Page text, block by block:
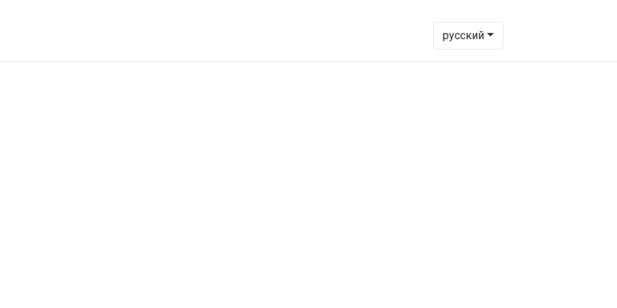
русский- Change language to